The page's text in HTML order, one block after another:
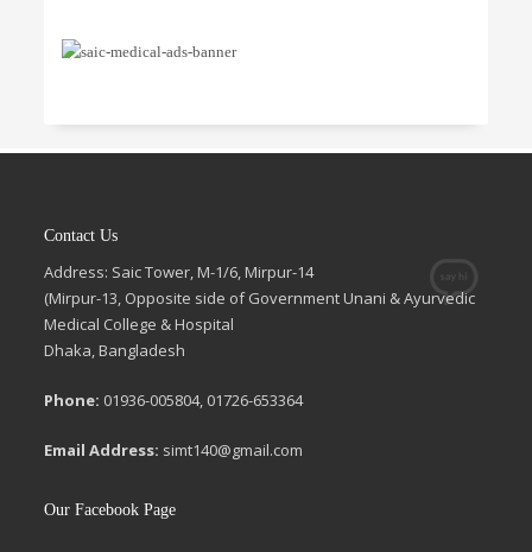
Contact Us
Address: Saic Tower, M-1/6, Mirpur-14
(Mirpur-13, Opposite side of Government Unani & Ayurvedic
Medical College & Hospital
Dhaka, Bangladesh
Phone: 01936-005804, 01726-653364
Email Address: simt140@gmail.com
Our Facebook Page